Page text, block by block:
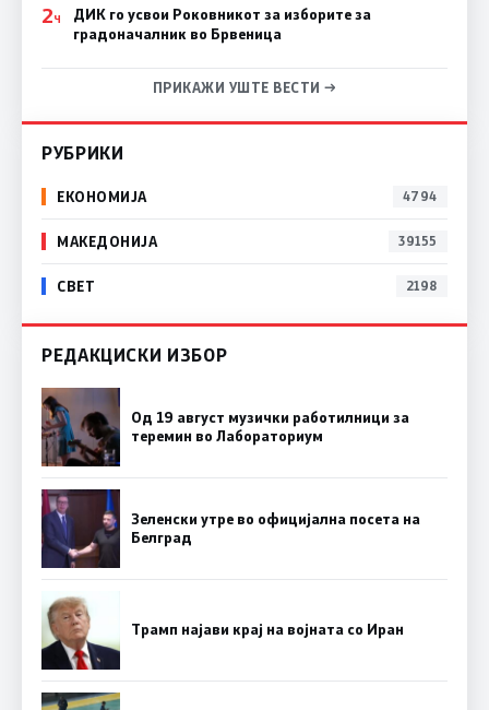
2Ч
ДИК го усвои Роковникот за изборите за
градоначалник во Брвеница
ПРИКАЖИ УШТЕ ВЕСТИ →
РУБРИКИ
ЕКОНОМИЈА 4794
МАКЕДОНИЈА 39155
СВЕТ 2198
РЕДАКЦИСКИ ИЗБОР
Од 19 август музички работилници за
теремин во Лабораториум
Зеленски утре во официјална посета на
Белград
Трамп најави крај на војната со Иран